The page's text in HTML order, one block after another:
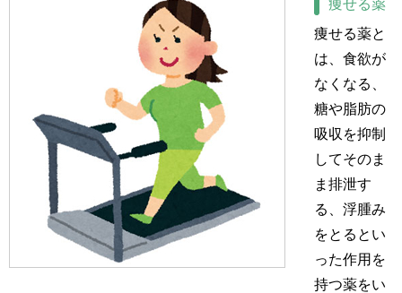
痩せる薬
痩せる薬と
は、食欲が
なくなる、
糖や脂肪の
吸収を抑制
してそのま
ま排泄す
る、浮腫み
をとるとい
った作用を
持つ薬をい